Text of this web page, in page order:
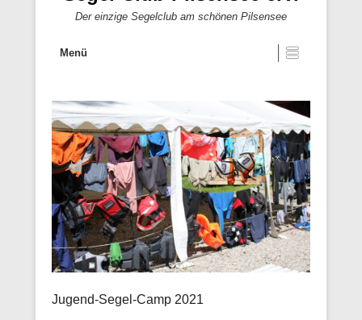
Der einzige Segelclub am schönen Pilsensee
Menü
Jugend-Segel-Camp 2021